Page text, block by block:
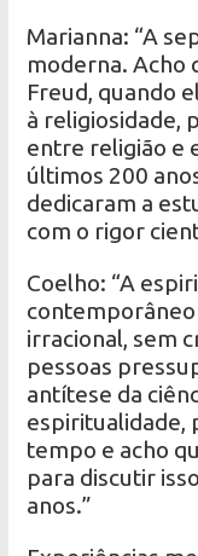
Marianna: “A
moderna. Acho
Freud, quando
à religiosidade,
entre religião e
últimos 200
dedicaram a
com o rigor
Coelho: “A
contemporâneo
irracional, sem
pessoas
antítese da
espiritualidade,
tempo e acho
para discutir
anos.”